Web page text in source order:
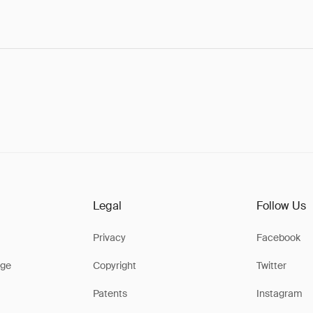
Legal
Privacy
Copyright
Patents
Follow Us
Facebook
Twitter
Instagram